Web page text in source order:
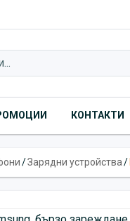
КОНТАКТИ
/Зарядни устройства/